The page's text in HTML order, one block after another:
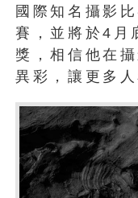
國際知名攝影
賽，並將於4
獎，相信他在
異彩，讓更多